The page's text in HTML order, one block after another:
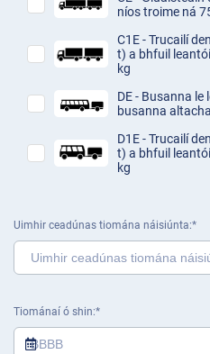
níos troime ná
C1E - Trucailí
t) a bhfuil
kg
DE - Busanna
busanna altacha
D1E - Trucailí
t) a bhfuil
kg
Uimhir ceadúnas tiomána náisiúnta
Tiománaí ó shin